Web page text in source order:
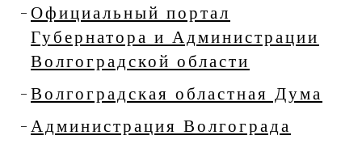
Официальный портал
Губернатора и Администрации
Волгоградской области
Волгоградская областная Дума
Администрация Волгограда